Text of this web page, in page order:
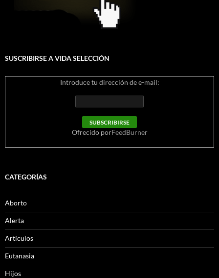
SUSCRIBIRSE A VIDA SELECCIÓN
Introduce tu dirección de e-mail:
Ofrecido porFeedBurner
CATEGORÍAS
Aborto
Alerta
Artículos
Eutanasia
Hijos